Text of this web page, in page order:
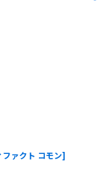
ファクト コモン]